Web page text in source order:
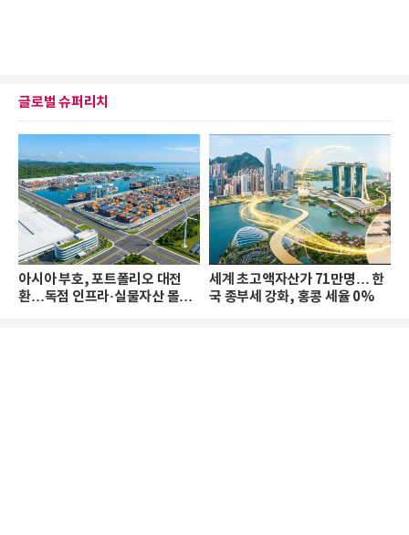
글로벌 슈퍼리치
아시아 부호, 포트폴리오 대전
환…독점 인프라·실물자산 몰린
세계 초고액자산가 71만명… 한
국 종부세 강화, 홍콩 세율 0%